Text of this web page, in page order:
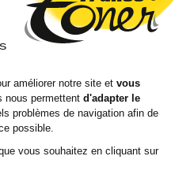
avez des
pas à regarder nos
optimiser le coût
depuis notre entrepôt
point de retrait. Nous
sachant que votre
avec impatience.